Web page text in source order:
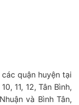
quận huyện tại
11, 12, Tân Bình,
và Bình Tân,